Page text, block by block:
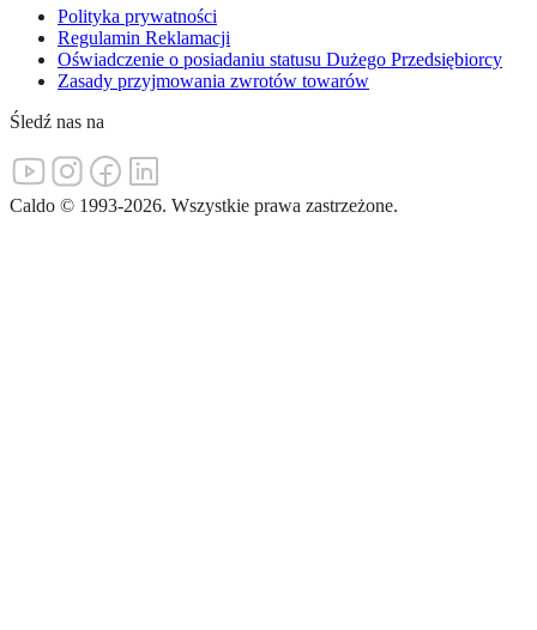
Polityka prywatności
Regulamin Reklamacji
Oświadczenie o posiadaniu statusu Dużego Przedsiębiorcy
Zasady przyjmowania zwrotów towarów
Śledź nas na
Caldo © 1993-2026. Wszystkie prawa zastrzeżone.